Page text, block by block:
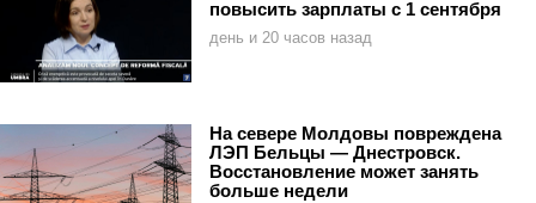
повысить зарплаты с 1 сентября
день и 20 часов назад
На севере Молдовы повреждена
ЛЭП Бельцы — Днестровск.
Восстановление может занять
больше недели